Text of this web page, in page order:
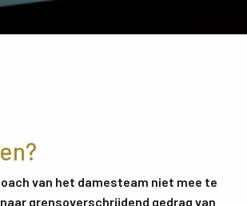
van het damesteam niet mee te
grensoverschrijdend gedrag van